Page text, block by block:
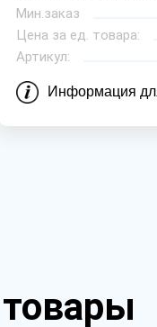
Мин.заказ
Цена за ед. товара:
Артикул:
Информация